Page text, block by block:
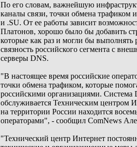
По его словам, важнейшую
каналы связи, точки обмена трафиком
и .SU. От ее работы зависит
Платонов, хорошо было бы добавить
которые как раз и могли бы
связность российского сегмента с
серверы DNS.
"В настоящее время российские
точки обмена трафиком, которые
российскими организациями.
обслуживается Техническим центром
на территории России находится
операторами", - сообщил ComNews
"Технический центр Интернет